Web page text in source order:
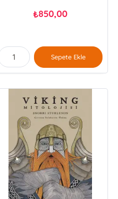
₺850,00
Sepete Ekle